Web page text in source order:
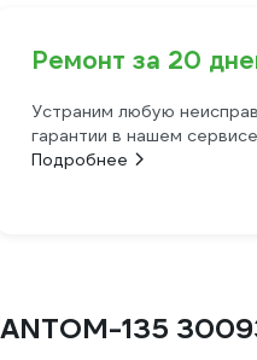
Ремонт за 20
Устраним любую
гарантии в нашем сервисе
Подробнее
135